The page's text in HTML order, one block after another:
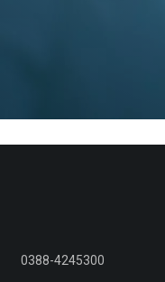
0388-4245300